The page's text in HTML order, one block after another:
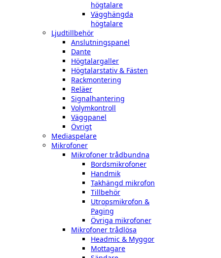
högtalare
Vägghängda
högtalare
Ljudtillbehör
Anslutningspanel
Dante
Högtalargaller
Högtalarstativ & Fästen
Rackmontering
Reläer
Signalhantering
Volymkontroll
Väggpanel
Övrigt
Mediaspelare
Mikrofoner
Mikrofoner trådbundna
Bordsmikrofoner
Handmik
Takhängd mikrofon
Tillbehör
Utropsmikrofon &
Paging
Övriga mikrofoner
Mikrofoner trådlösa
Headmic & Myggor
Mottagare